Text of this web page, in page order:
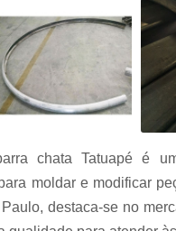
Cortes de
chapa
Curvamento
de tubo
Dobra de
chapas
tubo
Empresas
corte
chata Tatuapé é
moldar e modificar
Paulo, destaca-se no